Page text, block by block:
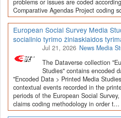
Dataverse talpyklą, turėtų
puslapyje.
problems or issues are coded
Comparative Agendas Project coding
European Social Survey Media
socialinio tyrimo žiniasklaidos
Jul 21, 2026 News Media
The Dataverse collection
Studies" contains encoded
"Encoded Data > Printed Media
contextual events recorded in the
periods of the European Social
claims coding methodology in order t...